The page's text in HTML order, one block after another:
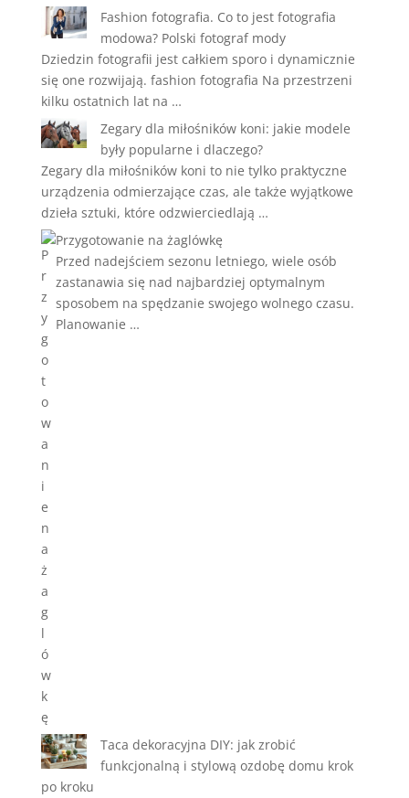
Fashion fotografia. Co to jest fotografia
modowa? Polski fotograf mody
Dziedzin fotografii jest całkiem sporo i dynamicznie
się one rozwijają. fashion fotografia Na przestrzeni
kilku ostatnich lat na …
Zegary dla miłośników koni: jakie modele
były popularne i dlaczego?
Zegary dla miłośników koni to nie tylko praktyczne
urządzenia odmierzające czas, ale także wyjątkowe
dzieła sztuki, które odzwierciedlają …
Przygotowanie na żaglówkę
Przed nadejściem sezonu letniego, wiele osób
zastanawia się nad najbardziej optymalnym
sposobem na spędzanie swojego wolnego czasu.
Planowanie …
Taca dekoracyjna DIY: jak zrobić
funkcjonalną i stylową ozdobę domu krok
po kroku